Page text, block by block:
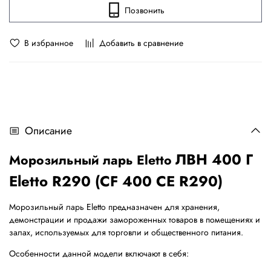
В избранное Добавить в сравнение
Позвонить
Описание
Морозильный ларь Eletto ЛВН 400 Г
Eletto R290 (СF 400 CE R290)
Морозильный ларь Eletto предназначен для хранения,
демонстрации и продажи замороженных товаров в помещениях и
залах, используемых для торговли и общественного питания.
Особенности данной модели включают в себя: